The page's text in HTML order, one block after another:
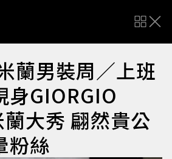
蘭男裝周／上班
身GIORGIO
大秀 翩然貴公
粉絲